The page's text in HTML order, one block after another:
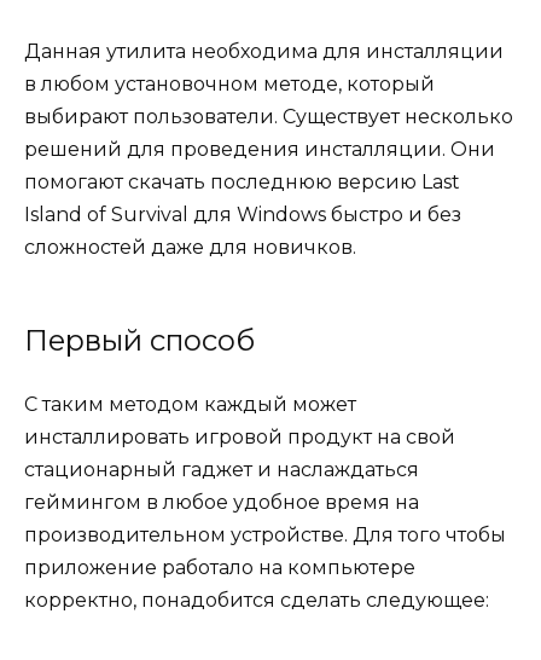
Данная утилита необходима для инсталляции
в любом установочном методе, который
выбирают пользователи. Существует несколько
решений для проведения инсталляции. Они
помогают скачать последнюю версию Last
Island of Survival для Windows быстро и без
сложностей даже для новичков.
Первый способ
С таким методом каждый может
инсталлировать игровой продукт на свой
стационарный гаджет и наслаждаться
геймингом в любое удобное время на
производительном устройстве. Для того чтобы
приложение работало на компьютере
корректно, понадобится сделать следующее: